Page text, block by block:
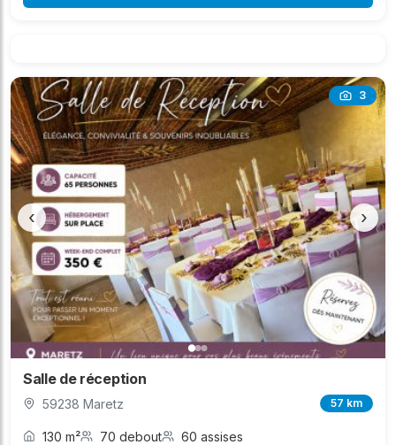
3
‹ ›
Salle de réception
59238 Maretz 57 km
130 m² 70 debout 60 assises